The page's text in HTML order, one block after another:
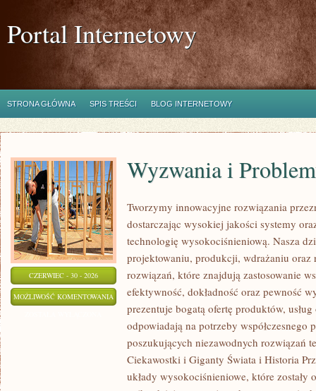
Portal Internetowy
STRONA GŁÓWNA SPIS TREŚCI BLOG INTERNETOWY
CZERWIEC - 30 - 2026
MOŻLIWOŚĆ KOMENTOWANIA WYZWANIA
PROBLEMY
BRANŻY
Wyzwania i
Tworzymy innowacyjne rozwiązania
dostarczając wysokiej jakości systemy
technologię wysokociśnieniową. Nasza
projektowaniu, produkcji, wdrażaniu oraz
rozwiązań, które znajdują zastosowanie
efektywność, dokładność oraz pewność
prezentuje bogatą ofertę produktów,
odpowiadają na potrzeby współczesnego
poszukujących niezawodnych rozwiązań
Ciekawostki i Giganty Świata i Historia
układy wysokociśnieniowe, które zostały